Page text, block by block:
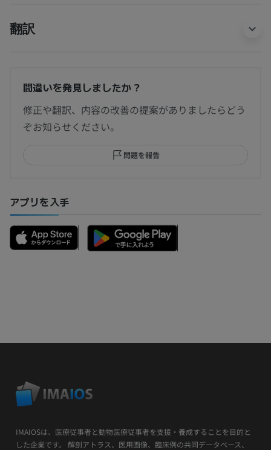
翻訳
間違いを発見しましたか？
修正や翻訳、内容の改善の提案がありましたらどう
ぞお知らせください。
問題を報告
アプリを入手
IMAIOSは、医療従事者と動物医療従事者を支援・養成することを目的と
した企業です。 解剖アトラス、医用画像、臨床例の共同データベース、